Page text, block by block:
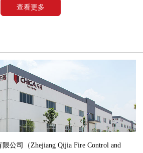
查看更多
公司（Zhejiang Qijia Fire Control and